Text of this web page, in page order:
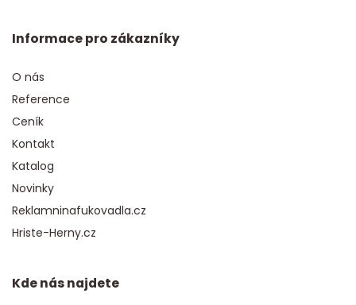
Informace pro zákazníky
O nás
Reference
Ceník
Kontakt
Katalog
Novinky
Reklamninafukovadla.cz
Hriste-Herny.cz
Kde nás najdete